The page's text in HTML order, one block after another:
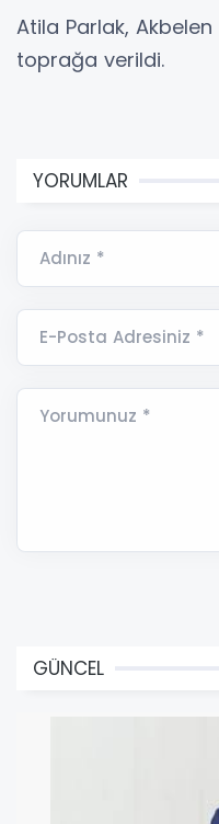
Atila Parlak, Akbelen
toprağa verildi.
YORUMLAR
Adınız *
E-Posta Adresiniz *
Yorumunuz *
GÜNCEL